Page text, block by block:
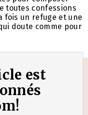
toutes confessions
fois un refuge et une
doute comme pour
est